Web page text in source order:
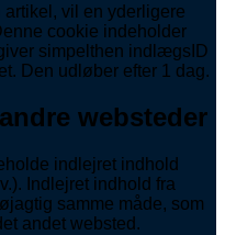
vil en yderligere
cookie indeholder
simpelthen indlægsID
Den udløber efter 1 dag.
websteder
indlejret indhold
Indlejret indhold fra
samme måde, som
andet websted.